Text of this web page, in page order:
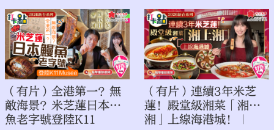
（有片）全港第一？無
敵海景？米芝蓮日本鰻
魚老字號登陸K11
（有片）連續3年米芝
蓮！殿堂級湘菜「湘上
湘」上線海港城！｜